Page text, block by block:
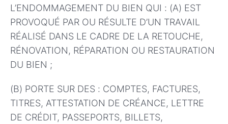
L’ENDOMMAGEMENT DU BIEN QUI : (A) EST
PROVOQUÉ PAR OU RÉSULTE D’UN TRAVAIL
RÉALISÉ DANS LE CADRE DE LA RETOUCHE,
RÉNOVATION, RÉPARATION OU RESTAURATION
DU BIEN ;
(B) PORTE SUR DES : COMPTES, FACTURES,
TITRES, ATTESTATION DE CRÉANCE, LETTRE
DE CRÉDIT, PASSEPORTS, BILLETS,